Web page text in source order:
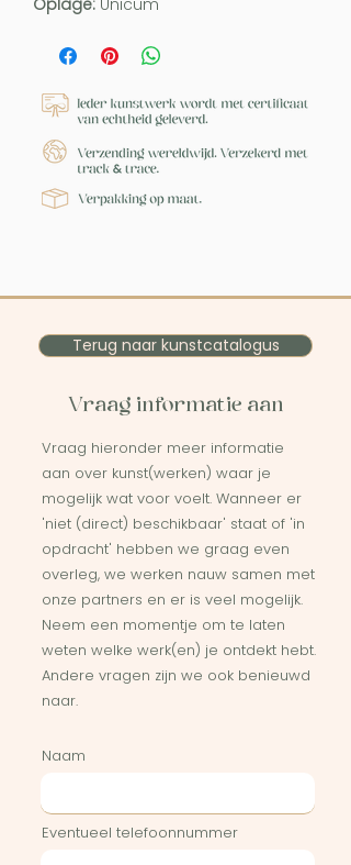
Oplage: Unicum
Terug naar kunstcatalogus
Vraag informatie aan
Vraag hieronder meer informatie
aan over kunst(werken) waar je
mogelijk wat voor voelt. Wanneer er
'niet (direct) beschikbaar' staat of 'in
opdracht' hebben we graag even
overleg, we werken nauw samen met
onze partners en er is veel mogelijk.
Neem een momentje om te laten
weten welke werk(en) je ontdekt hebt.
Andere vragen zijn we ook benieuwd
naar.
Naam
Eventueel telefoonnummer